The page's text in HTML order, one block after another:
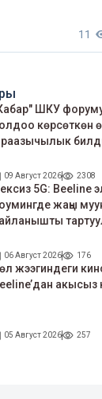
ШКУ
көрсөткөн
09 Август 2026 2308
5G: Beeline
жаңы
06 Август 2026 176
жээгиндеги
акысыз
05 Август 2026 257